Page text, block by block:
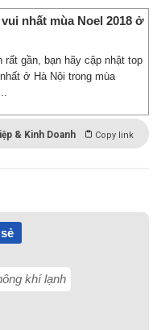
nhất mùa Noel 2018 ở
rất gần, bạn hãy cập nhật top
ở Hà Nội trong mùa
& Kinh Doanh Copy link
khí lạnh